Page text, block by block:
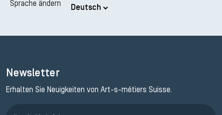
Sprache ändern
Newsletter
Erhalten Sie Neuigkeiten von Art-s-métiers Suisse.